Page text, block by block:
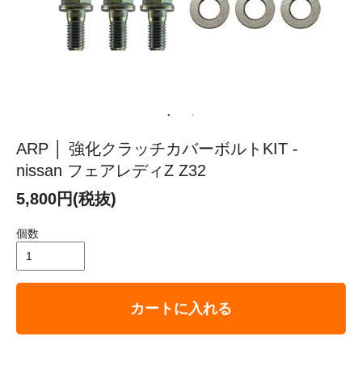
ARP │ 強化クラッチカバーボルトKIT -
nissan フェアレディZ Z32
5,800円(税抜)
個数
カートに入れる